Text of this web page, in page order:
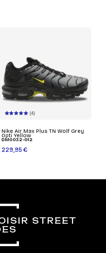
(4)
Nike Air Max Plus TN Wolf Grey
Opti Yellow
DM0032-012
229,95 €
STREET